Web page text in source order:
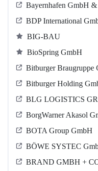
Bayernhafen GmbH
BDP International
BIG-BAU
BioSpring GmbH
Bitburger Braugruppe
Bitburger Holding
BLG LOGISTICS
BorgWarner Akasol
BOTA Group GmbH
BÖWE SYSTEC
BRAND GMBH +